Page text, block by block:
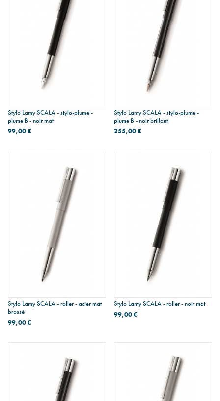
Stylo Lamy SCALA - stylo-plume -
plume B - noir mat
99,00 €
Stylo Lamy SCALA - stylo-plume -
plume B - noir brillant
255,00 €
Stylo Lamy SCALA - roller - acier mat
brossé
99,00 €
Stylo Lamy SCALA - roller - noir mat
99,00 €